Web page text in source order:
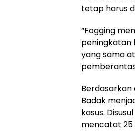
tetap harus
“Fogging
peningkatan
yang sama
Berdasarkan
Badak
kasus.
mencatat 25